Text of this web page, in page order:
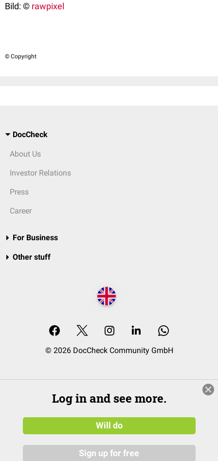
Bild: © rawpixel
© Copyright
DocCheck
About Us
Investor Relations
Press
Career
For Business
Other stuff
© 2026 DocCheck Community GmbH
Log in and see more.
Will do
Sign up for free